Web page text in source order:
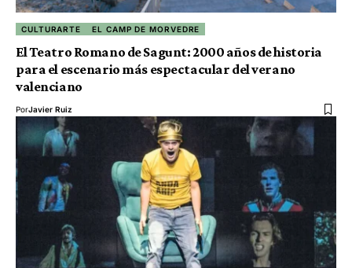
CULTURARTE EL CAMP DE MORVEDRE
El Teatro Romano de Sagunt: 2000 años de historia
para el escenario más espectacular del verano
valenciano
PorJavier Ruiz